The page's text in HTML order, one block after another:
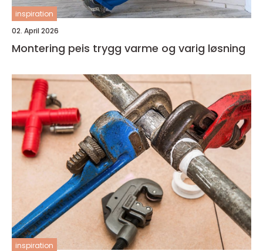
inspiration
02. April 2026
Montering peis trygg varme og varig løsning
inspiration